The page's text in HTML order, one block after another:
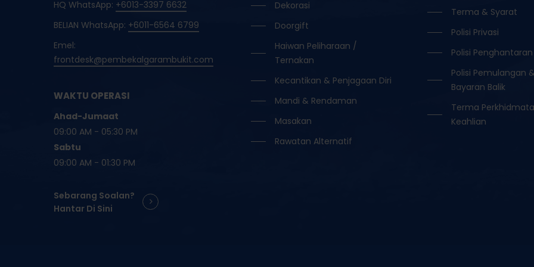
HQ WhatsApp: +6013-3397 6632
BELIAN WhatsApp: +6011-6564 6799
Emel:
frontdesk@pembekalgarambukit.com
WAKTU OPERASI
Ahad-Jumaat
09:00 AM - 05:30 PM
Sabtu
09:00 AM - 01:30 PM
Sebarang Soalan?
Hantar Di Sini
Dekorasi
Doorgift
Haiwan Peliharaan /
Ternakan
Kecantikan & Penjagaan Diri
Mandi & Rendaman
Masakan
Rawatan Alternatif
Terma & Syarat
Polisi Privasi
Polisi Penghantaran
Polisi Pemulangan
Bayaran Balik
Terma
Keahlian